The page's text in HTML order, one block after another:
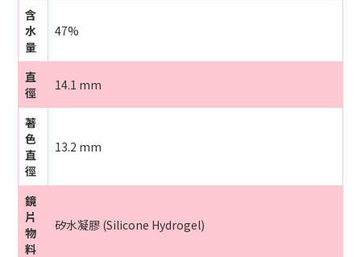
含
水
量
47%
直
徑
14.1 mm
著
色
直
徑
13.2 mm
鏡
片
物
料
矽水凝膠 (Silicone Hydrogel)